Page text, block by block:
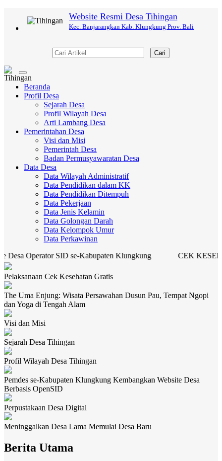
Website Resmi Desa Tihingan
Kec. Banjarangkan Kab. Klungkung Prov. Bali
Cari
Toggle
navigation
Beranda
Profil Desa
Sejarah Desa
Profil Wilayah Desa
Arti Lambang Desa
Pemerintahan Desa
Visi dan Misi
Pemerintah Desa
Badan Permusyawaratan Desa
Data Desa
Data Wilayah Administratif
Data Pendidikan dalam KK
Data Pendidikan Ditempuh
Data Pekerjaan
Data Jenis Kelamin
Data Golongan Darah
Data Kelompok Umur
Data Perkawinan
SID se-Kabupaten Klungkung
CEK KESEHATAN
Pelaksanaan Cek Kesehatan Gratis
The Uma Enjung: Wisata Persawahan Dusun Pau, Tempat Ngopi
dan Yoga di Tengah Alam
Visi dan Misi
Sejarah Desa Tihingan
Profil Wilayah Desa Tihingan
Pemdes se-Kabupaten Klungkung Kembangkan Website Desa
Berbasis OpenSID
Perpustakaan Desa Digital
Meninggalkan Desa Lama Memulai Desa Baru
Berita Utama